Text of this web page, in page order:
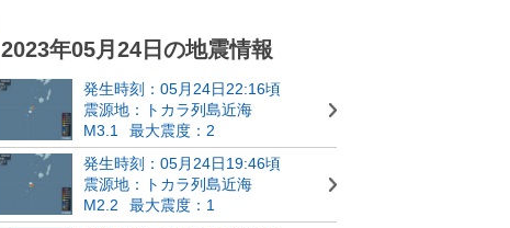
2023年05月24日の地震情報
発生時刻：05月24日22:16頃
震源地：トカラ列島近海
M3.1
最大震度：2
発生時刻：05月24日19:46頃
震源地：トカラ列島近海
M2.2
最大震度：1